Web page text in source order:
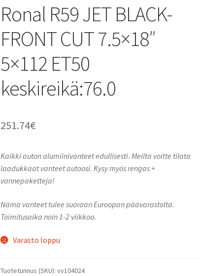
Ronal R59 JET BLACK-
FRONT CUT 7.5×18″
5×112 ET50
keskireikä:76.0
251.74€
Kaikki auton alumiinivanteet edullisesti. Meiltä voitte tilata
laadukkaat vanteet autoosi. Kysy myös rengas +
vannepaketteja!
Nämä vanteet tulee suoraan Euroopan päävarastolta.
Toimitusaika noin 1-2 viikkoa.
Varasto loppu
Tuotetunnus (SKU):vv104024